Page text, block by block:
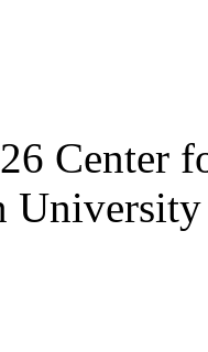
Center
University